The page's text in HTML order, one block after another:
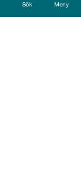
Sök Meny